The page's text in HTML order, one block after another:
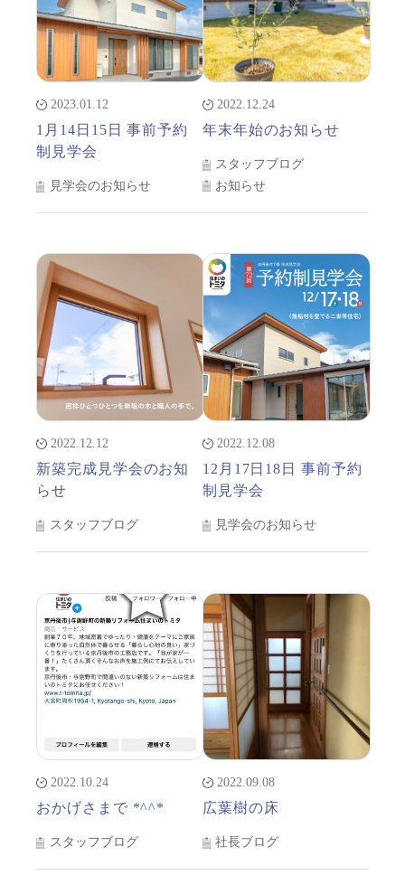
2023.01.12
1月14日15日 事前予約
制見学会
見学会のお知らせ
2022.12.24
年末年始のお知らせ
スタッフブログ
お知らせ
2022.12.12
新築完成見学会のお知
らせ
スタッフブログ
2022.12.08
12月17日18日 事前予約
制見学会
見学会のお知らせ
2022.10.24
おかげさまで *^^*
スタッフブログ
2022.09.08
広葉樹の床
社長ブログ